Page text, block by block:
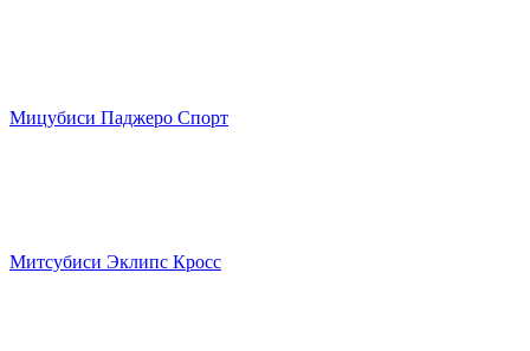
Мицубиси Паджеро Спорт
Митсубиси Эклипс Кросс